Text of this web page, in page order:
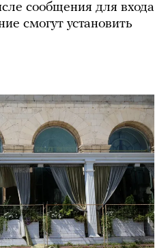
сообщения для входа
смогут установить